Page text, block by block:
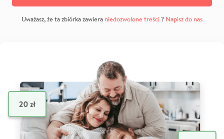
Uważasz, że ta zbiórka zawiera niedozwolone treści? Napisz do nas